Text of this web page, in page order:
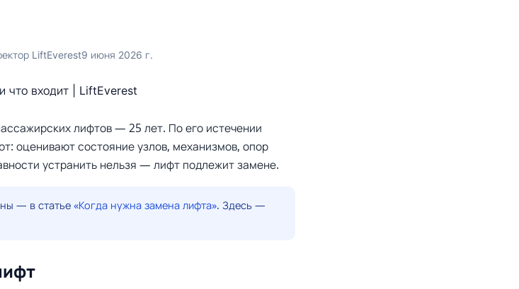
LiftEverest9 июня 2026 г.
лифтов — 25 лет. По его истечении
оценивают состояние узлов, механизмов, опор
устранить нельзя — лифт подлежит замене.
— в статье «Когда нужна замена лифта». Здесь —